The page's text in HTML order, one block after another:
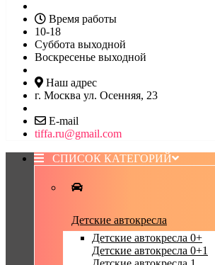
Время работы
10-18
Суббота выходной
Воскресенье выходной
Наш адрес
г. Москва ул. Осенняя, 23
E-mail
tiffa.ru@gmail.com
СПИСОК КАТЕГОРИЙ
Детские автокресла
Детские автокресла 0+
Детские автокресла 0+1